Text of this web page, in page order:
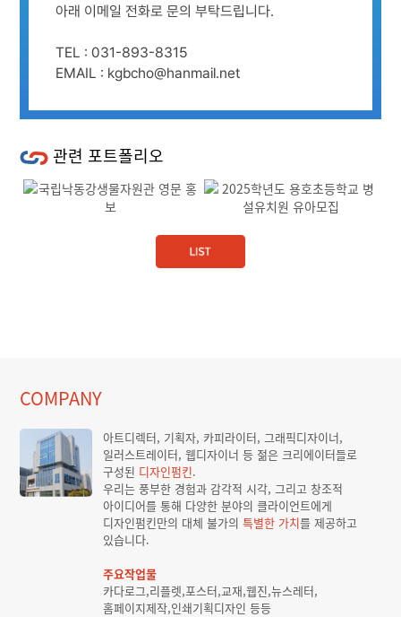
아래 이메일 전화로 문의 부탁드립니다.
TEL : 031-893-8315
EMAIL : kgbcho@hanmail.net
관련 포트폴리오
COMPANY
아트디렉터, 기획자, 카피라이터, 그래픽디자이너,
일러스트레이터, 웹디자이너 등 젊은 크리에이터들로
구성된 디자인펌킨.
우리는 풍부한 경험과 감각적 시각, 그리고 창조적
아이디어를 통해 다양한 분야의 클라이언트에게
디자인펌킨만의 대체 불가의특별한 가치를 제공하고
있습니다.
주요작업물
카다로그,리플렛,포스터,교재,웹진,뉴스레터,
홈페이지제작,인쇄기획디자인 등등